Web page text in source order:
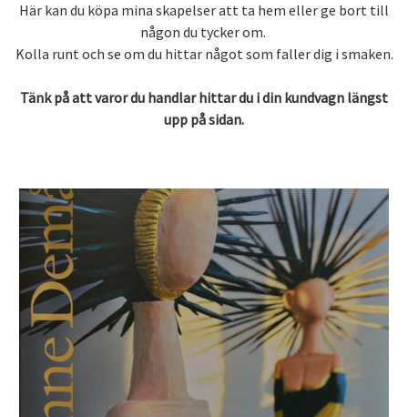
Här kan du köpa mina skapelser att ta hem eller ge bort till
någon du tycker om.
Kolla runt och se om du hittar något som faller dig i smaken.
Tänk på att varor du handlar hittar du i din kundvagn längst
upp på sidan.